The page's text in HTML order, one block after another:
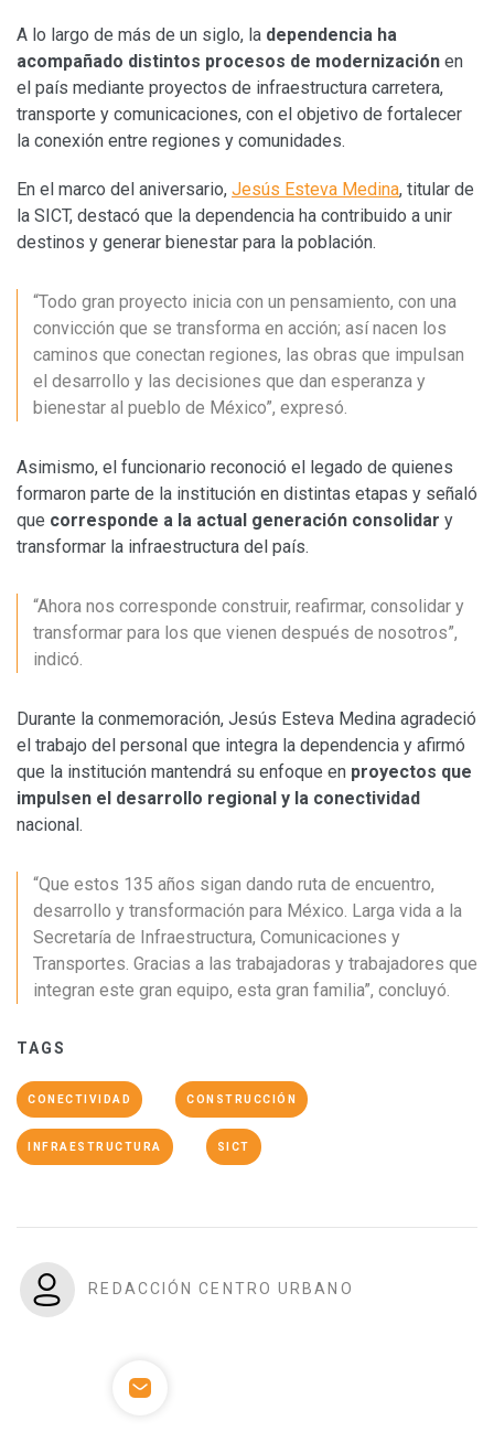
A lo largo de más de un siglo, la dependencia ha
acompañado distintos procesos de modernización en
el país mediante proyectos de infraestructura carretera,
transporte y comunicaciones, con el objetivo de fortalecer
la conexión entre regiones y comunidades.
En el marco del aniversario, Jesús Esteva Medina, titular de
la SICT, destacó que la dependencia ha contribuido a unir
destinos y generar bienestar para la población.
“Todo gran proyecto inicia con un pensamiento, con una
convicción que se transforma en acción; así nacen los
caminos que conectan regiones, las obras que impulsan
el desarrollo y las decisiones que dan esperanza y
bienestar al pueblo de México”, expresó.
Asimismo, el funcionario reconoció el legado de quienes
formaron parte de la institución en distintas etapas y señaló
que corresponde a la actual generación consolidar y
transformar la infraestructura del país.
“Ahora nos corresponde construir, reafirmar, consolidar y
transformar para los que vienen después de nosotros”,
indicó.
Durante la conmemoración, Jesús Esteva Medina agradeció
el trabajo del personal que integra la dependencia y afirmó
que la institución mantendrá su enfoque en proyectos que
impulsen el desarrollo regional y la conectividad
nacional.
“Que estos 135 años sigan dando ruta de encuentro,
desarrollo y transformación para México. Larga vida a la
Secretaría de Infraestructura, Comunicaciones y
Transportes. Gracias a las trabajadoras y trabajadores que
integran este gran equipo, esta gran familia”, concluyó.
TAGS
CONECTIVIDAD CONSTRUCCIÓN
INFRAESTRUCTURA SICT
REDACCIÓN CENTRO URBANO